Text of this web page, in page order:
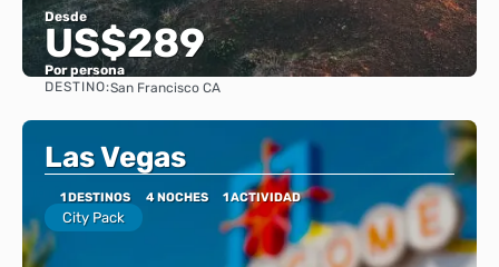
Desde
US$289
Por persona
DESTINO:San Francisco CA
Las Vegas
1 DESTINOS 4 NOCHES 1 ACTIVIDAD
City Pack